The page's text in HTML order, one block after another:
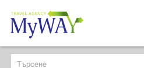
НАЙ-ТЪРСЕНИ